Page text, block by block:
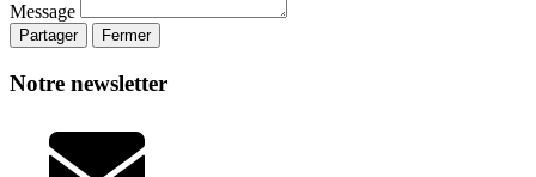
Message
Partager Fermer
Notre newsletter